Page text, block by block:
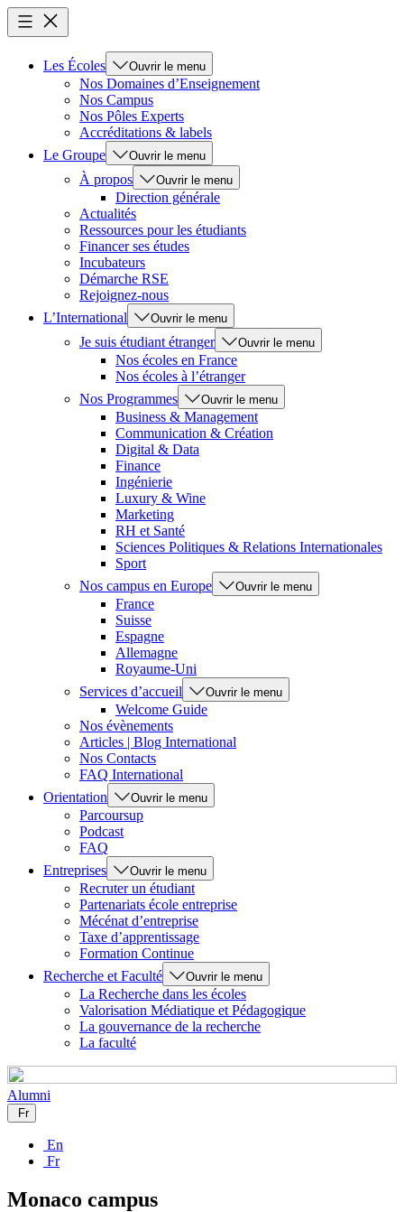
Les Écoles Ouvrir le menu
Nos Domaines d’Enseignement
Nos Campus
Nos Pôles Experts
Accréditations & labels
Le Groupe
Ouvrir le menu
À propos Ouvrir le menu
Direction générale
Actualités
Ressources pour les étudiants
Financer ses études
Incubateurs
Démarche RSE
Rejoignez-nous
L’International
Ouvrir le menu
Je suis étudiant étranger Ouvrir le menu
Nos écoles en France
Nos écoles à l’étranger
Nos Programmes
Ouvrir le menu
Business & Management
Communication & Création
Digital & Data
Finance
Ingénierie
Luxury & Wine
Marketing
RH et Santé
Sciences Politiques & Relations Internationales
Sport
Nos campus en Europe
Ouvrir le menu
France
Suisse
Espagne
Allemagne
Royaume-Uni
Services d’accueil
Ouvrir le menu
Welcome Guide
Nos évènements
Articles | Blog International
Nos Contacts
FAQ International
Orientation
Ouvrir le menu
Parcoursup
Podcast
FAQ
Entreprises
Ouvrir le menu
Recruter un étudiant
Partenariats école entreprise
Mécénat d’entreprise
Taxe d’apprentissage
Formation Continue
Recherche et Faculté
Ouvrir le menu
La Recherche dans les écoles
Valorisation Médiatique et Pédagogique
La gouvernance de la recherche
La faculté
Alumni
Fr
En
Fr
Monaco campus